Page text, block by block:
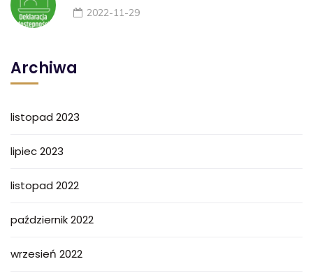
2022-11-29
Archiwa
listopad 2023
lipiec 2023
listopad 2022
październik 2022
wrzesień 2022